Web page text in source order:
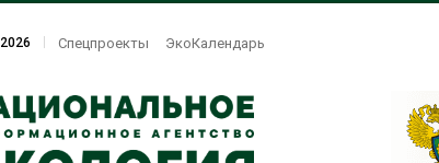
Спецпроекты ЭкоКалендарь